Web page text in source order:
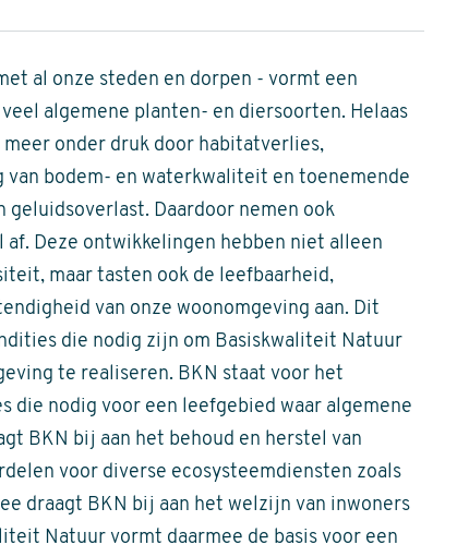
al onze steden en dorpen - vormt een
algemene planten- en diersoorten. Helaas
onder druk door habitatverlies,
bodem- en waterkwaliteit en toenemende
Daardoor nemen ook
af. Deze ontwikkelingen hebben niet alleen
maar tasten ook de leefbaarheid,
van onze woonomgeving aan. Dit
die nodig zijn om Basiskwaliteit Natuur
te realiseren. BKN staat voor het
die nodig voor een leefgebied waar algemene
BKN bij aan het behoud en herstel van
voor diverse ecosysteemdiensten zoals
draagt BKN bij aan het welzijn van inwoners
Natuur vormt daarmee de basis voor een